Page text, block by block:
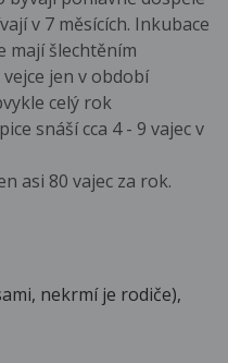
v 7 měsících. Inkubace
mají šlechtěním
jen v období
celý rok
snáší cca 4 - 9 vajec v
asi 80 vajec za rok.
nekrmí je rodiče),